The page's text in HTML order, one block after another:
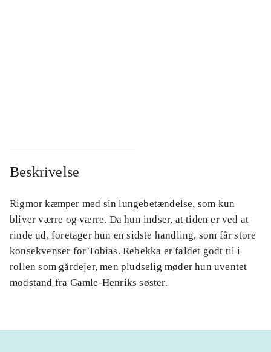
Beskrivelse
Rigmor kæmper med sin lungebetændelse, som kun
bliver værre og værre. Da hun indser, at tiden er ved at
rinde ud, foretager hun en sidste handling, som får store
konsekvenser for Tobias. Rebekka er faldet godt til i
rollen som gårdejer, men pludselig møder hun uventet
modstand fra Gamle-Henriks søster.